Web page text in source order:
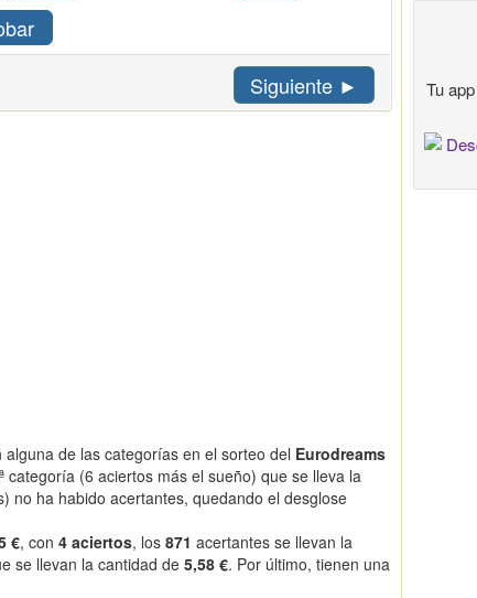
Siguiente ►
de las categorías en el sorteo del Eurodreams
(6 aciertos más el sueño) que se lleva la
no ha habido acertantes, quedando el desglose
€, con 4 aciertos, los 871 acertantes se llevan la
se llevan la cantidad de 5,58 €. Por último, tienen una
Tu